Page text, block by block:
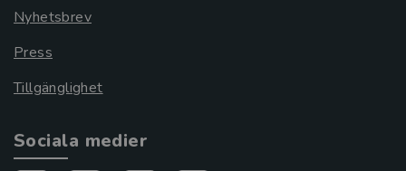
Nyhetsbrev
Press
Tillgänglighet
Sociala medier